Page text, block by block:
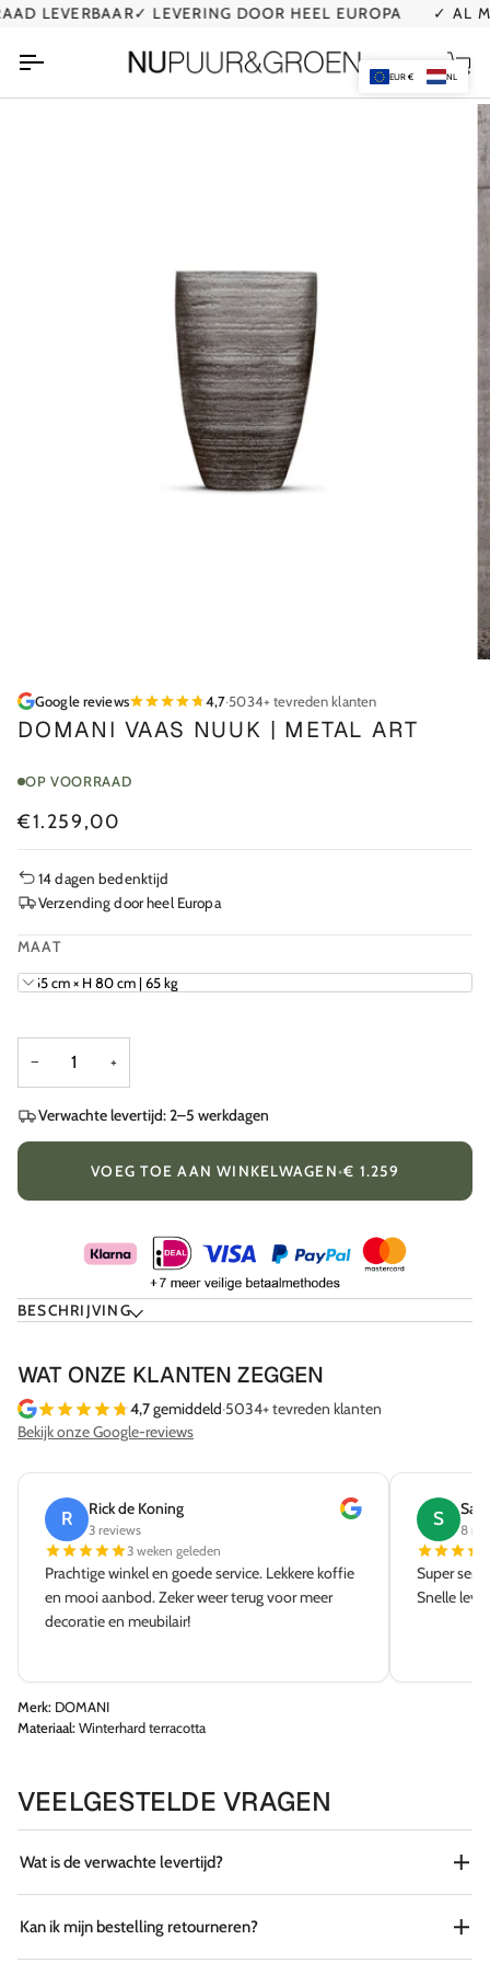
Ga
inhoud
LEVERBAAR✓ LEVERING DOOR HEEL EUROPA ✓ AL
Google reviews 4,7·5034+ tevreden klanten
DOMANI VAAS NUUK | METAL ART
OP VOORRAAD
€1.259,00
14 dagen bedenktijd
Verzending door heel Europa
MAAT
Ø 55 cm × H 80 cm | 65 kg
− +
Verwachte levertijd: 2–5 werkdagen
VOEG TOE AAN WINKELWAGEN•€ 1.259
BESCHRIJVING
WAT ONZE KLANTEN ZEGGEN
4,7gemiddeld·5034+ tevreden klanten
Bekijk onze Google-reviews
R Rick de Koning
3 reviews
3 weken geleden
Prachtige winkel en goede service. Lekkere koffie
en mooi aanbod. Zeker weer terug voor meer
decoratie en meubilair!
S
8
Super
Snelle
Merk: DOMANI
Materiaal:Winterhard terracotta
VEELGESTELDE VRAGEN
Wat is de verwachte levertijd?
Kan ik mijn bestelling retourneren?
EUR € NL